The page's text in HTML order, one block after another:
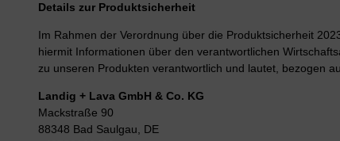
Details zur Produktsicherheit
Im Rahmen der Verordnung über die Produktsicherheit
hiermit Informationen über den verantwortlichen
zu unseren Produkten verantwortlich und lautet, bezogen
Landig + Lava GmbH & Co. KG
Mackstraße 90
88348 Bad Saulgau, DE